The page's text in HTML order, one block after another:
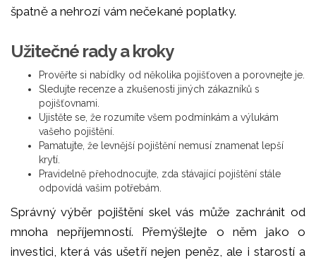
špatně a nehrozí vám nečekané poplatky.
Užitečné rady a kroky
Prověřte si nabídky od několika pojišťoven a porovnejte je.
Sledujte recenze a zkušenosti jiných zákazníků s
pojišťovnami.
Ujistěte se, že rozumíte všem podmínkám a výlukám
vašeho pojištění.
Pamatujte, že levnější pojištění nemusí znamenat lepší
krytí.
Pravidelně přehodnocujte, zda stávající pojištění stále
odpovídá vašim potřebám.
Správný výběr pojištění skel vás může zachránit od
mnoha nepříjemností. Přemýšlejte o něm jako o
investici, která vás ušetří nejen peněz, ale i starostí a